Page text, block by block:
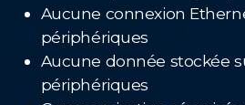
Aucune connexion
périphériques
Aucune donnée stockée
périphériques